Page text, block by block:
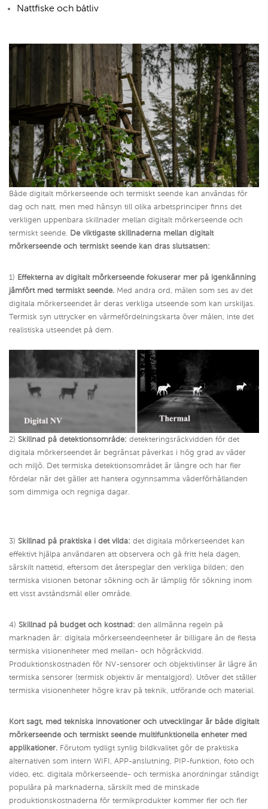
Nattfiske och båtliv
Både digitalt mörkerseende och termiskt seende kan användas för
dag och natt, men med hänsyn till olika arbetsprinciper finns det
verkligen uppenbara skillnader mellan digitalt mörkerseende och
termiskt seende. De viktigaste skillnaderna mellan digitalt
mörkerseende och termiskt seende kan dras slutsatsen:
1) Effekterna av digitalt mörkerseende fokuserar mer på igenkänning
jämfört med termiskt seende. Med andra ord, målen som ses av det
digitala mörkerseendet är deras verkliga utseende som kan urskiljas.
Termisk syn uttrycker en värmefördelningskarta över målen, inte det
realistiska utseendet på dem.
2) Skillnad på detektionsområde: detekteringsräckvidden för det
digitala mörkerseendet är begränsat påverkas i hög grad av väder
och miljö. Det termiska detektionsområdet är längre och har fler
fördelar när det gäller att hantera ogynnsamma väderförhållanden
som dimmiga och regniga dagar.
3) Skillnad på praktiska i det vilda: det digitala mörkerseendet kan
effektivt hjälpa användaren att observera och gå fritt hela dagen,
särskilt nattetid, eftersom det återspeglar den verkliga bilden; den
termiska visionen betonar sökning och är lämplig för sökning inom
ett visst avståndsmål eller område.
4) Skillnad på budget och kostnad: den allmänna regeln på
marknaden är: digitala mörkerseendeenheter är billigare än de flesta
termiska visionenheter med mellan- och högräckvidd.
Produktionskostnaden för NV-sensorer och objektivlinser är lägre än
termiska sensorer (termisk objektiv är mentalgjord). Utöver det ställer
termiska visionenheter högre krav på teknik, utförande och material.
Kort sagt, med tekniska innovationer och utvecklingar är både digitalt
mörkerseende och termiskt seende multifunktionella enheter med
applikationer. Förutom tydligt synlig bildkvalitet gör de praktiska
alternativen som intern WIFI, APP-anslutning, PIP-funktion, foto och
video, etc. digitala mörkerseende- och termiska anordningar ständigt
populära på marknaderna, särskilt med de minskade
produktionskostnaderna för termikprodukter kommer fler och fler